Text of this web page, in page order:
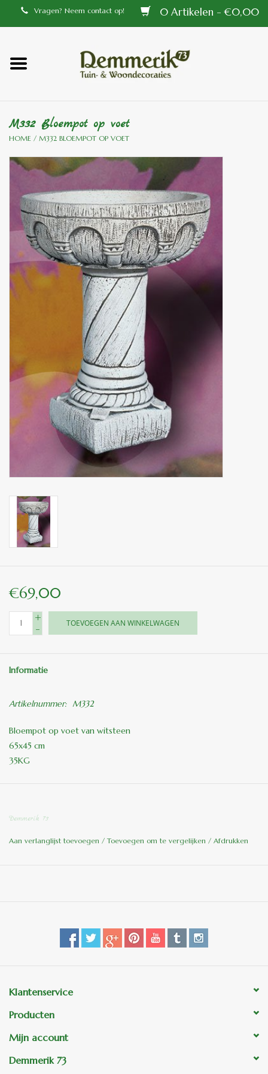
Vragen? Neem contact op! 0 Artikelen - €0,00
Home
Tiffany lampen
Tuindecoraties
Aluminium en messing
buitenlampen
Bronzen beelden voor
binnen en of buiten.
ANTIEK , Curiosa en
Cadeau artikelen
Diversen
Winkel decoratie
M332 Bloempot op voet
HOME / M332 BLOEMPOT OP VOET
€69,00
+
-
TOEVOEGEN AAN WINKELWAGEN
Informatie
Artikelnummer: M332
Bloempot op voet van witsteen
65x45 cm
35KG
Let Op !!! Te zwaar voor TNT post, alleen af te halen in ons
Demmerik 73
Aan verlanglijst toevoegen / Toevoegen om te vergelijken / Afdrukken
Klantenservice
Producten
Mijn account
Demmerik 73